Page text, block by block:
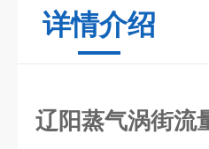
详情介绍
辽阳蒸气涡街流